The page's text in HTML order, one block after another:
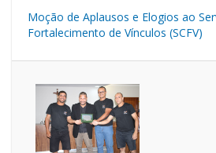
Moção de Aplausos e Elogios ao
Fortalecimento de Vínculos (SCFV)